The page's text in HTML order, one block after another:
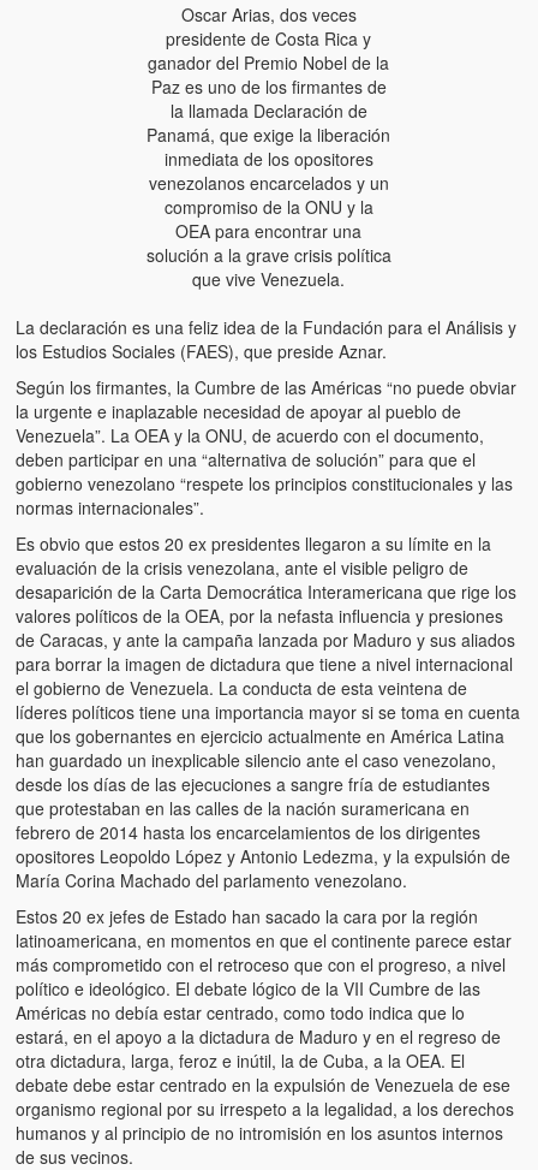
Oscar Arias, dos veces
presidente de Costa Rica y
ganador del Premio Nobel de la
Paz es uno de los firmantes de
la llamada Declaración de
Panamá, que exige la liberación
inmediata de los opositores
venezolanos encarcelados y un
compromiso de la ONU y la
OEA para encontrar una
solución a la grave crisis política
que vive Venezuela.
La declaración es una feliz idea de la Fundación para el Análisis y
los Estudios Sociales (FAES), que preside Aznar.
Según los firmantes, la Cumbre de las Américas “no puede obviar
la urgente e inaplazable necesidad de apoyar al pueblo de
Venezuela”. La OEA y la ONU, de acuerdo con el documento,
deben participar en una “alternativa de solución” para que el
gobierno venezolano “respete los principios constitucionales y las
normas internacionales”.
Es obvio que estos 20 ex presidentes llegaron a su límite en la
evaluación de la crisis venezolana, ante el visible peligro de
desaparición de la Carta Democrática Interamericana que rige los
valores políticos de la OEA, por la nefasta influencia y presiones
de Caracas, y ante la campaña lanzada por Maduro y sus aliados
para borrar la imagen de dictadura que tiene a nivel internacional
el gobierno de Venezuela. La conducta de esta veintena de
líderes políticos tiene una importancia mayor si se toma en cuenta
que los gobernantes en ejercicio actualmente en América Latina
han guardado un inexplicable silencio ante el caso venezolano,
desde los días de las ejecuciones a sangre fría de estudiantes
que protestaban en las calles de la nación suramericana en
febrero de 2014 hasta los encarcelamientos de los dirigentes
opositores Leopoldo López y Antonio Ledezma, y la expulsión de
María Corina Machado del parlamento venezolano.
Estos 20 ex jefes de Estado han sacado la cara por la región
latinoamericana, en momentos en que el continente parece estar
más comprometido con el retroceso que con el progreso, a nivel
político e ideológico. El debate lógico de la VII Cumbre de las
Américas no debía estar centrado, como todo indica que lo
estará, en el apoyo a la dictadura de Maduro y en el regreso de
otra dictadura, larga, feroz e inútil, la de Cuba, a la OEA. El
debate debe estar centrado en la expulsión de Venezuela de ese
organismo regional por su irrespeto a la legalidad, a los derechos
humanos y al principio de no intromisión en los asuntos internos
de sus vecinos.